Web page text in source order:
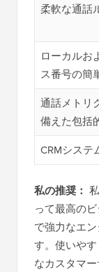
柔軟な通話
ローカルお
ス番号の簡
通話メトリ
備えた包括
CRMシステ
私の推奨：
って最高の
で強力なエ
す。使いや
なカスタマ